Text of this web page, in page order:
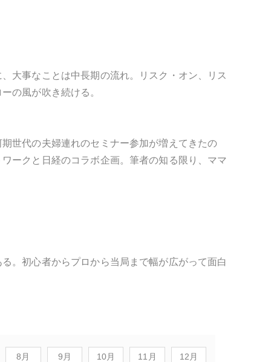
大事なことは中長期の流れ。リスク・オン、リス
の風が吹き続ける。
世代の夫婦連れのセミナー参加が増えてきたの
ークと日経のコラボ企画。筆者の知る限り、ママ
。初心者からプロから当局まで幅が広がって面白
8月 9月 10月 11月 12月